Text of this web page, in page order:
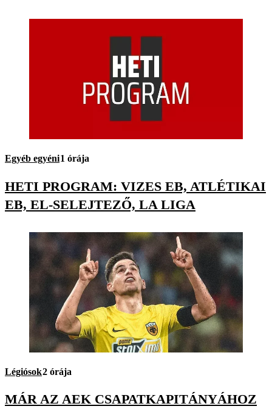
Egyéb egyéni1 órája
HETI PROGRAM: VIZES EB, ATLÉTIKAI
EB, EL-SELEJTEZŐ, LA LIGA
Légiósok2 órája
MÁR AZ AEK CSAPATKAPITÁNYÁHOZ